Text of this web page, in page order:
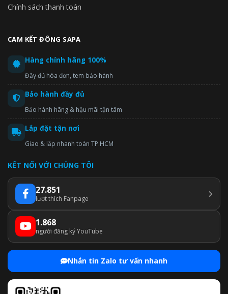
Chính sách thanh toán
CAM KẾT ĐÔNG SAPA
Hàng chính hãng 100%
Đầy đủ hóa đơn, tem bảo hành
Bảo hành đầy đủ
Bảo hành hãng & hậu mãi tận tâm
Lắp đặt tận nơi
Giao & lắp nhanh toàn TP.HCM
KẾT NỐI VỚI CHÚNG TÔI
27.851
lượt thích Fanpage
1.868
người đăng ký YouTube
Nhắn tin Zalo tư vấn nhanh